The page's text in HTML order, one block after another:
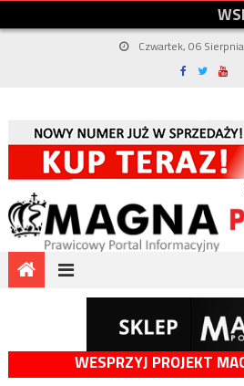
WS
Czwartek, 06
WESPRZYJ PROJEKT